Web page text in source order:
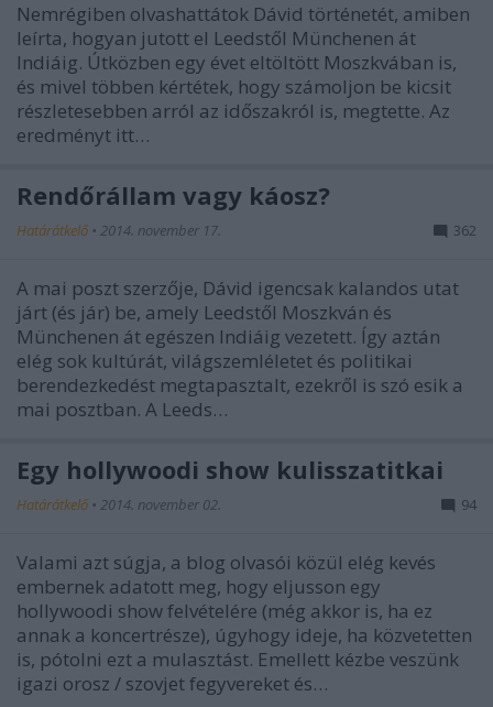
Nemrégiben olvashattátok Dávid történetét, amiben
leírta, hogyan jutott el Leedstől Münchenen át
Indiáig. Útközben egy évet eltöltött Moszkvában is,
és mivel többen kértétek, hogy számoljon be kicsit
részletesebben arról az időszakról is, megtette. Az
eredményt itt…
Rendőrállam vagy káosz?
Határátkelő • 2014. november 17. 362
A mai poszt szerzője, Dávid igencsak kalandos utat
járt (és jár) be, amely Leedstől Moszkván és
Münchenen át egészen Indiáig vezetett. Így aztán
elég sok kultúrát, világszemléletet és politikai
berendezkedést megtapasztalt, ezekről is szó esik a
mai posztban. A Leeds…
Egy hollywoodi show kulisszatitkai
Határátkelő • 2014. november 02. 94
Valami azt súgja, a blog olvasói közül elég kevés
embernek adatott meg, hogy eljusson egy
hollywoodi show felvételére (még akkor is, ha ez
annak a koncertrésze), úgyhogy ideje, ha közvetetten
is, pótolni ezt a mulasztást. Emellett kézbe veszünk
igazi orosz / szovjet fegyvereket és…